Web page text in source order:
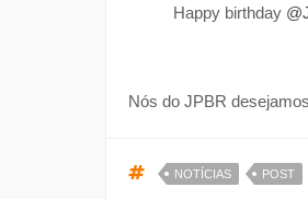
Happy birthday
Nós do JPBR
NOTÍCIAS POST